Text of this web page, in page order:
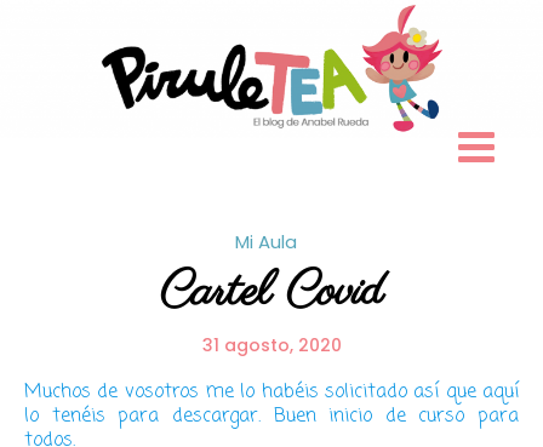
Mi Aula
Cartel Covid
31 agosto, 2020
Muchos de vosotros me lo habéis solicitado así que aquí
lo tenéis para descargar. Buen inicio de curso para
todos.